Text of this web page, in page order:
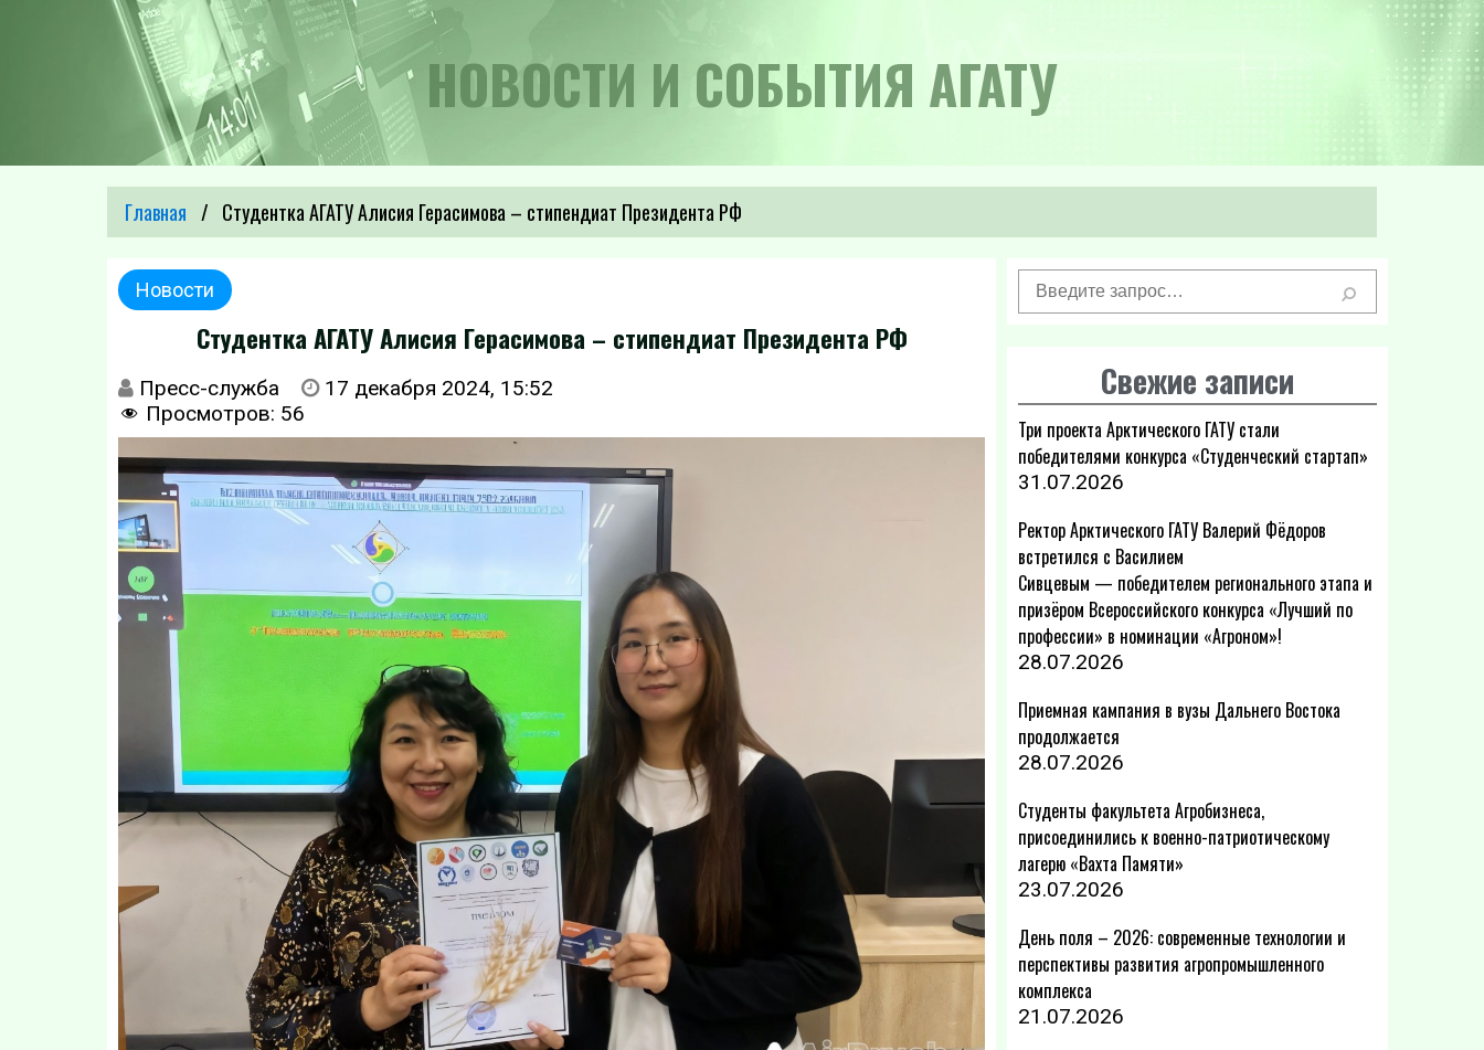
НОВОСТИ И СОБЫТИЯ АГАТУ
Главная Студентка АГАТУ Алисия Герасимова – стипендиат Президента РФ
Новости
Студентка АГАТУ Алисия Герасимова – стипендиат Президента РФ
Пресс-служба
17 декабря 2024, 15:52
Просмотров: 56
Свежие записи
Три проекта Арктического ГАТУ стали
победителями конкурса «Студенческий стартап»
31.07.2026
Ректор Арктического ГАТУ Валерий Фёдоров
встретился с Василием
Сивцевым — победителем регионального этапа и
призёром Всероссийского конкурса «Лучший по
профессии» в номинации «Агроном»!
28.07.2026
Приемная кампания в вузы Дальнего Востока
продолжается
28.07.2026
Студенты факультета Агробизнеса,
присоединились к военно-патриотическому
лагерю «Вахта Памяти»
23.07.2026
День поля – 2026: современные технологии и
перспективы развития агропромышленного
комплекса
21.07.2026